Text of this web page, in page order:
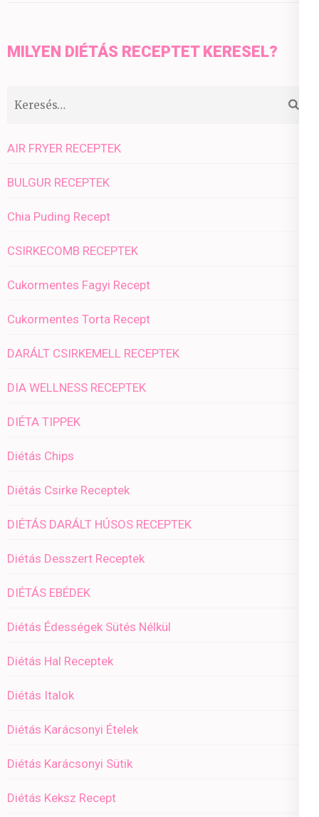
MILYEN DIÉTÁS RECEPTET KERESEL?
Keresés:
AIR FRYER RECEPTEK
BULGUR RECEPTEK
Chia Puding Recept
CSIRKECOMB RECEPTEK
Cukormentes Fagyi Recept
Cukormentes Torta Recept
DARÁLT CSIRKEMELL RECEPTEK
DIA WELLNESS RECEPTEK
DIÉTA TIPPEK
Diétás Chips
Diétás Csirke Receptek
DIÉTÁS DARÁLT HÚSOS RECEPTEK
Diétás Desszert Receptek
DIÉTÁS EBÉDEK
Diétás Édességek Sütés Nélkül
Diétás Hal Receptek
Diétás Italok
Diétás Karácsonyi Ételek
Diétás Karácsonyi Sütik
Diétás Keksz Recept